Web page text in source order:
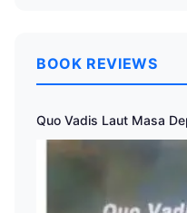
BOOK REVIEWS
Quo Vadis Laut Masa